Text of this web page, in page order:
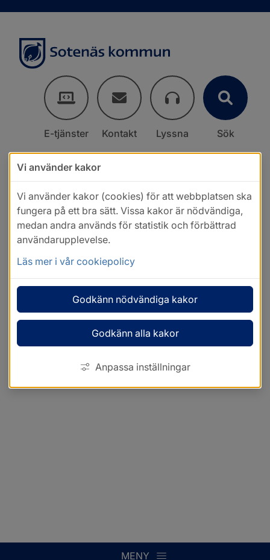
E-tjänster Kontakt Lyssna Sök
MENY
Vi använder kakor
Vi använder kakor (cookies) för att webbplatsen ska
fungera på ett bra sätt. Vissa kakor är nödvändiga,
medan andra används för statistik och förbättrad
användarupplevelse.
Läs mer i vår cookiepolicy
Godkänn nödvändiga kakor
Godkänn alla kakor
Anpassa inställningar